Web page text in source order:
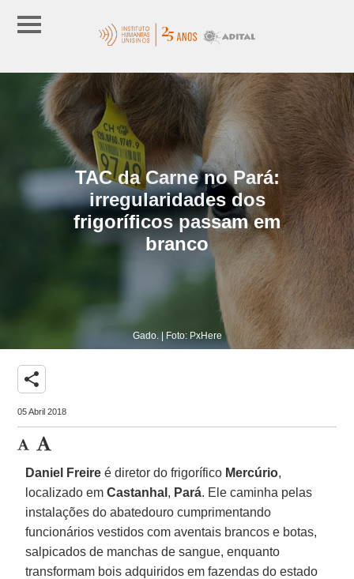
TAC da Carne no Pará:
irregularidades dos
frigoríficos passam em
branco
Gado. | Foto: PxHere
share
05 Abril 2018
Daniel Freire é diretor do frigorífico Mercúrio,
localizado emCastanhal , Pará. Ele caminha pelas
instalações do abatedouro cumprimentando
funcionários vestidos com aventais brancos e botas,
salpicados de manchas de sangue, enquanto
transformam bois adquiridos em fazendas do estado